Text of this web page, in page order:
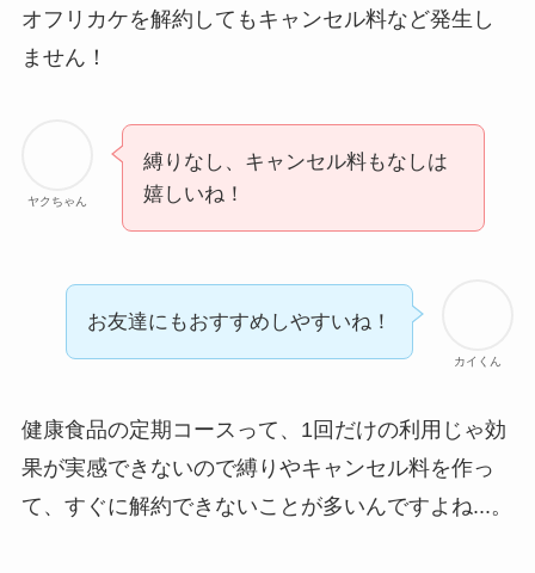
ベストタイミングを
まとめ！電話が繋が
らない時の裏ワザ
なぜ解約できない？
電話以外に手続きす
る方法ある？
め！電話が繋がらな
い時の裏ワザ
オフリカケを解約してもキャンセル料など発生し
ません！
ヤクちゃん
縛りなし、キャンセル料もなしは
嬉しいね！
カイくん
お友達にもおすすめしやすいね！
健康食品の定期コースって、1回だけの利用じゃ効
果が実感できないので縛りやキャンセル料を作っ
て、すぐに解約できないことが多いんですよね...。